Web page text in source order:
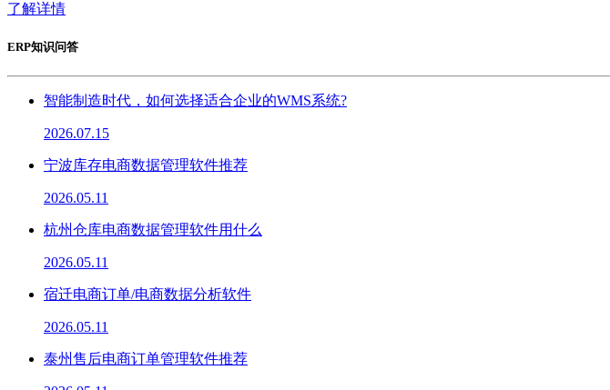
了解详情
ERP知识问答
智能制造时代，如何选择适合企业的WMS系统?
2026.07.15
宁波库存电商数据管理软件推荐
2026.05.11
杭州仓库电商数据管理软件用什么
2026.05.11
宿迁电商订单/电商数据分析软件
2026.05.11
泰州售后电商订单管理软件推荐